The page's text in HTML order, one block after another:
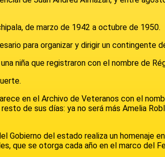
de marzo de 1942 a octubre de 1950.
para organizar y dirigir un contingente
niña que registraron con el nombre de
en el Archivo de Veteranos con el
de sus días: ya no será más Amelia
Gobierno del estado realiza un homenaje
que se otorga cada año en el marco del